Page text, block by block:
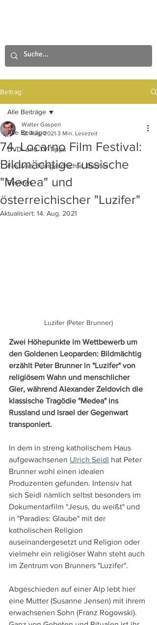
Beitrag
Alle Beiträge
DVD- und TV-Tipps
Festivals, Filmgeschichte, Bücher
Reviews
Alle Beiträge
74. Locarno Film Festival:
Bildmächtige russische
"Medea" und
österreichischer "Luzifer"
Walter Gasperi
12. Aug. 2021 3 Min. Lesezeit
Aktualisiert: 14. Aug. 2021
Luzifer (Peter Brunner)
Zwei Höhepunkte im Wettbewerb um
den Goldenen Leoparden: Bildmächtig
erzählt Peter Brunner in "Luzifer" von
religiösem Wahn und menschlicher
Gier, während Alexander Zeldovich die
klassische Tragödie "Medea" ins
Russland und Israel der Gegenwart
transponiert.
In dem in streng katholischem Haus
aufgewachsenen Ulrich Seidl hat Peter
Brunner wohl einen idealen
Produzenten gefunden. Intensiv hat
sich Seidl nämlich selbst besonders im
Dokumentarfilm "Jesus, du weißt" und
in "Paradies: Glaube" mit der
katholischen Religion
auseinandergesetzt und Religion oder
vielmehr ein religiöser Wahn steht auch
im Zentrum von Brunners "Luzifer".
Abgeschieden auf einer Alp lebt hier
eine Mutter (Susanne Jensen) mit ihrem
erwachsenen Sohn (Franz Rogowski).